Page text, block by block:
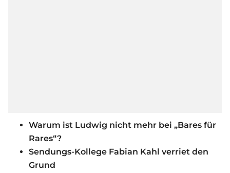
Warum ist Ludwig nicht mehr bei „Bares für
Rares“?
Sendungs-Kollege Fabian Kahl verriet den
Grund